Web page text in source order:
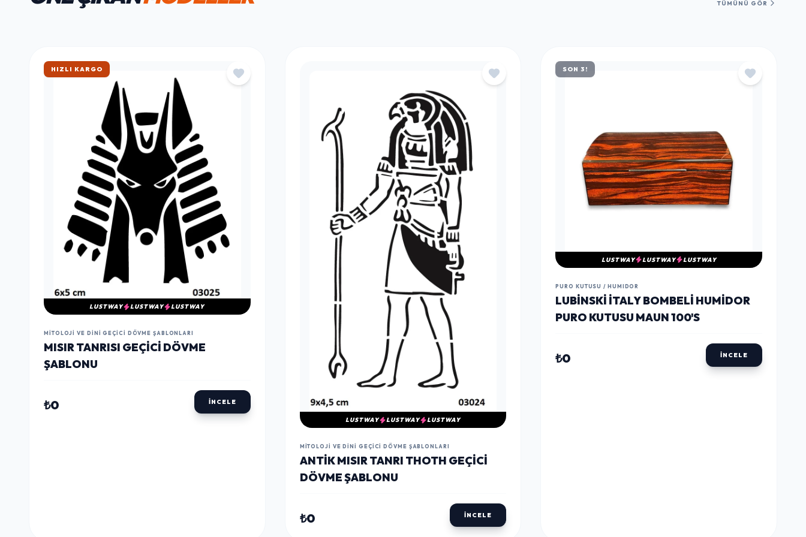
TÜMÜNÜ GÖR
ÇOK SATAN
LUSTWAY LUSTWAY LUSTWAY
MITOLOJI VE DINI GEÇICI DÖVME ŞABLONLARI
MISIR TANRISI GEÇICI DÖVME
ŞABLONU
₺0 İNCELE
LUSTWAY LUSTWAY LUSTWAY
MITOLOJI VE DINI GEÇICI DÖVME ŞABLONLARI
ANTIK MISIR TANRI THOTH GEÇICI
DÖVME ŞABLONU
₺0 İNCELE
SON 3!
LUSTWAY LUSTWAY LUSTWAY
PURO KUTUSU / HUMIDOR
LUBINSKI İTALY BOMBELI HUMIDOR
PURO KUTUSU MAUN 100'S
₺0 İNCELE